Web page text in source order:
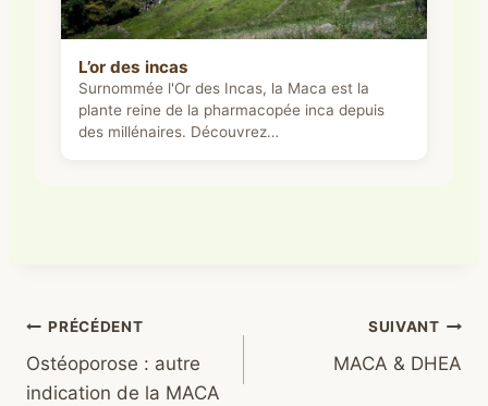
L’or des incas
Surnommée l'Or des Incas, la Maca est la
plante reine de la pharmacopée inca depuis
des millénaires. Découvrez…
Navigation
de
PRÉCÉDENT
Ostéoporose : autre
indication de la MACA
SUIVANT
MACA & DHEA